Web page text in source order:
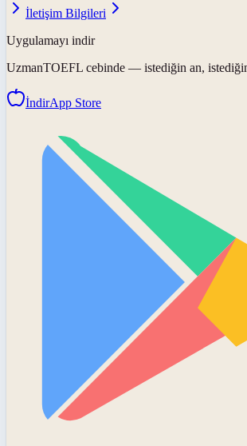
İletişim Bilgileri
Uygulamayı indir
UzmanTOEFL cebinde — istediğin an,
İndirApp Store